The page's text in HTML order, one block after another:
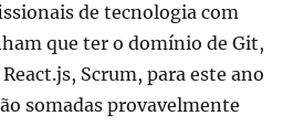
de tecnologia com
que ter o domínio de Git,
Scrum, para este ano
somadas provavelmente